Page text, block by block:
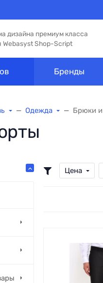
дизайна премиум класса
Webasyst Shop-Script
Бренды
Одежда Брюки
Цена